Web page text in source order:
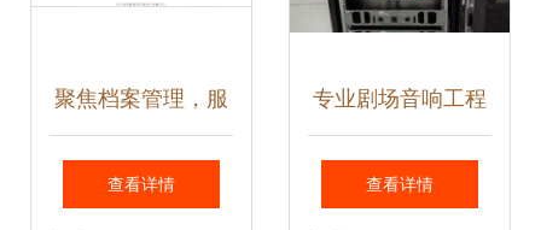
聚焦档案管理，服
务数字未来 鸿翼档
查看详情
专业剧场音响工程
售后解决方案——
查看详情